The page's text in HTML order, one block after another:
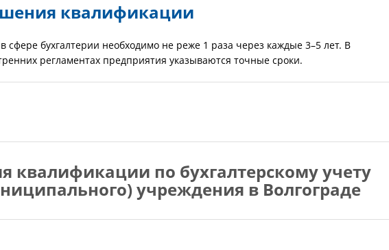
квалификации
бухгалтерии необходимо не реже 1 раза через каждые 3–5 лет. В
регламентах предприятия указываются точные сроки.
квалификации по бухгалтерскому учету
учреждения в Волгограде